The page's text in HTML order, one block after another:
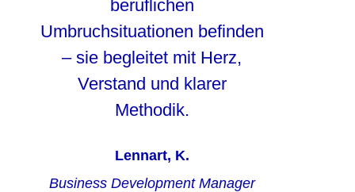
beruflichen
Umbruchsituationen befinden
– sie begleitet mit Herz,
Verstand und klarer
Methodik.
Lennart, K.
Business Development Manager